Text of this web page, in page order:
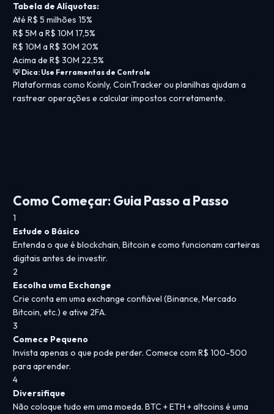
Tabela de Alíquotas:
Até R$ 5 milhões 15%
R$ 5M a R$ 10M 17,5%
R$ 10M a R$ 30M 20%
Acima de R$ 30M 22,5%
💡 Dica: Use Ferramentas de Controle
Plataformas como Koinly, CoinTracker ou planilhas ajudam a
rastrear operações e calcular impostos corretamente.
Como Começar: Guia Passo a Passo
1
Estude o Básico
Entenda o que é blockchain, Bitcoin e como funcionam carteiras
digitais antes de investir.
2
Escolha uma Exchange
Crie conta em uma exchange confiável (Binance, Mercado
Bitcoin, etc.) e ative 2FA.
3
Comece Pequeno
Invista apenas o que pode perder. Comece com R$ 100-500
para aprender.
4
Diversifique
Não coloque tudo em uma moeda. BTC + ETH + altcoins é uma